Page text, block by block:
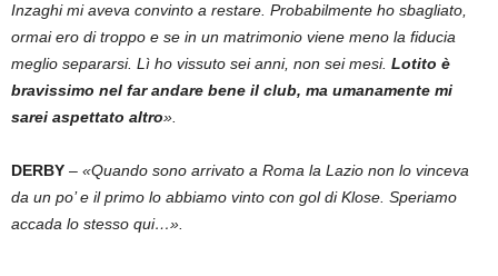
Inzaghi mi aveva convinto a restare. Probabilmente ho sbagliato,
ormai ero di troppo e se in un matrimonio viene meno la fiducia
meglio separarsi. Lì ho vissuto sei anni, non sei mesi. Lotito è
bravissimo nel far andare bene il club, ma umanamente mi
sarei aspettato altro».
DERBY – «Quando sono arrivato a Roma la Lazio non lo vinceva
da un po’ e il primo lo abbiamo vinto con gol di Klose. Speriamo
accada lo stesso qui…».